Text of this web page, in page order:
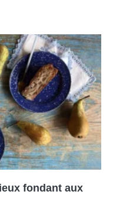
fondant aux